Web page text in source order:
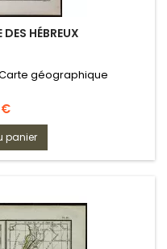
HÉBREUX
géographique
panier